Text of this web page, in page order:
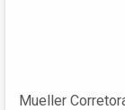
Mueller